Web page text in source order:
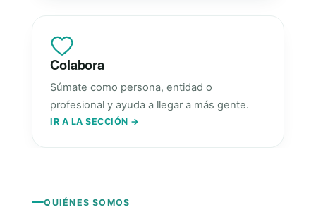
Colabora
Súmate como persona, entidad o
profesional y ayuda a llegar a más gente.
IR A LA SECCIÓN →
QUIÉNES SOMOS